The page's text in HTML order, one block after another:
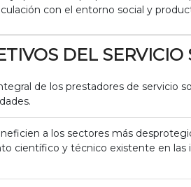
con el entorno social y
DEL SERVICIO
de los prestadores de servicio
a los sectores más
científico y técnico existente en las